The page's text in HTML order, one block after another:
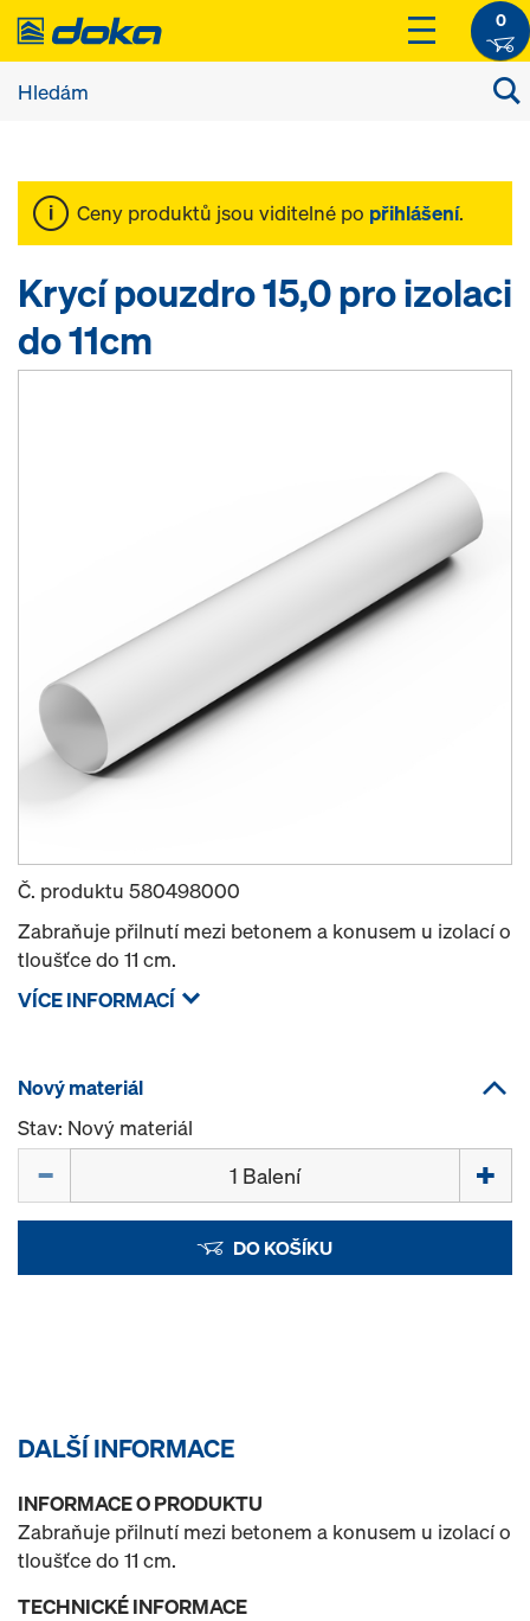
0
Ceny produktů jsou viditelné po přihlášení.
Krycí pouzdro 15,0 pro izolaci
do 11cm
Č. produktu 580498000
Zabraňuje přilnutí mezi betonem a konusem u izolací o
tloušťce do 11 cm.
VÍCE INFORMACÍ
Nový materiál
Stav: Nový materiál
DO KOŠÍKU
DALŠÍ INFORMACE
INFORMACE O PRODUKTU
Zabraňuje přilnutí mezi betonem a konusem u izolací o
tloušťce do 11 cm.
TECHNICKÉ INFORMACE